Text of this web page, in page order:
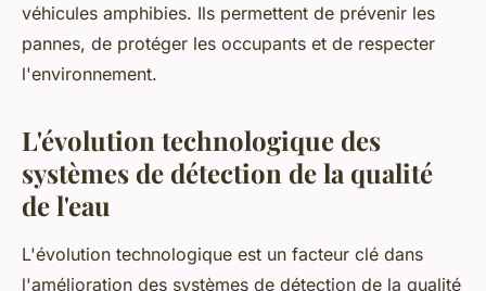
véhicules amphibies. Ils permettent de prévenir les
pannes, de protéger les occupants et de respecter
l'environnement.
L'évolution technologique des
systèmes de détection de la qualité
de l'eau
L'évolution technologique est un facteur clé dans
l'amélioration des systèmes de détection de la qualité